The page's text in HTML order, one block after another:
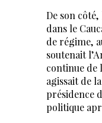
De son
dans le
de régime,
soutenait
continue de
agissait de
présidence
politique